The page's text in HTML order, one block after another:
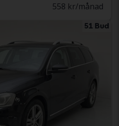
558 kr/månad
51 Bud